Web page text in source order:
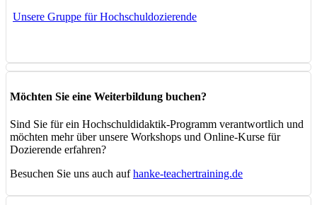
Unsere Gruppe für Hochschuldozierende
Möchten Sie eine Weiterbildung buchen?
Sind Sie für ein Hochschuldidaktik-Programm verantwortlich und
möchten mehr über unsere Workshops und Online-Kurse für
Dozierende erfahren?
Besuchen Sie uns auch aufhanke-teachertraining.de